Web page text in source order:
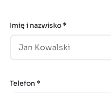
Imię i nazwisko *
Telefon *